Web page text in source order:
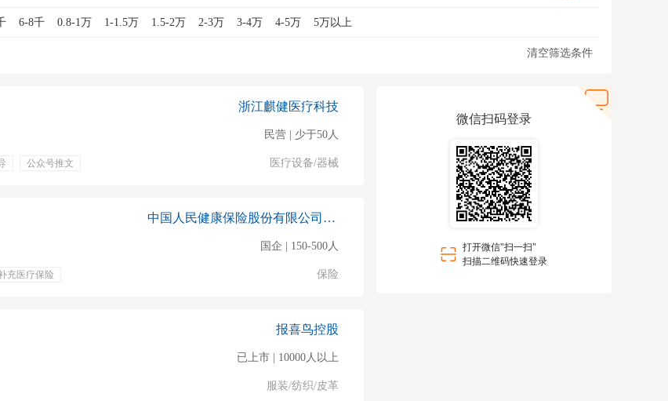
6-8千 0.8-1万 1-1.5万 1.5-2万 2-3万 3-4万 4-5万 5万以上
清空筛选条件
公众号推文
浙江麒健医疗科技
民营 | 少于50人
医疗设备/器械
充医疗保险
中国人民健康保险股份有限公司深圳
国企 | 150-500人
保险
报喜鸟控股
已上市 | 10000人以上
服装/纺织/皮革
微信扫码登录
打开微信"扫一扫"
扫描二维码快速登录